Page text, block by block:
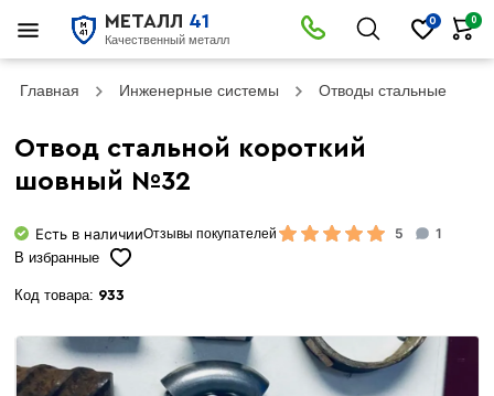
МЕТАЛЛ 41
Качественный металл
0 0
Главная Инженерные системы Отводы стальные
Отвод стальной короткий
шовный №32
Есть в наличииОтзывы покупателей 5 1
В избранные
Код товара: 933